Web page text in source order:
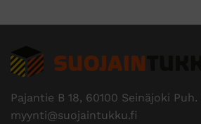
Pajantie B 18, 60100 Seinäjoki Puh.
myynti@suojaintukku.fi